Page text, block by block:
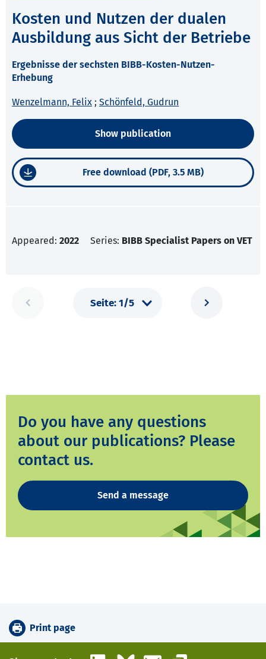
Kosten und Nutzen der dualen
Ausbildung aus Sicht der Betriebe
Ergebnisse der sechsten BIBB-Kosten-Nutzen-
Erhebung
Wenzelmann, Felix ; Schönfeld, Gudrun
Show publication
Free download (PDF, 3.5 MB)
Appeared: 2022 Series: BIBB Specialist Papers on VET
Do you have any questions
about our publications? Please
contact us.
Send a message
Print page